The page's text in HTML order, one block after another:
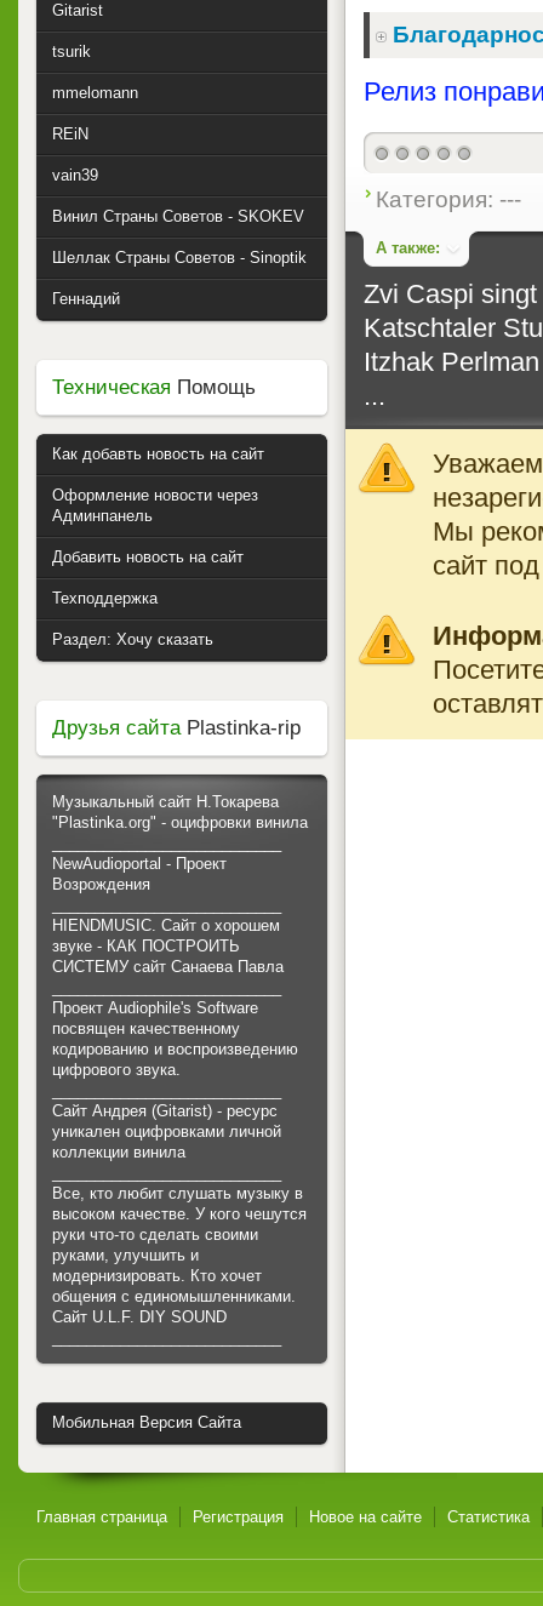
Релиз
Категория: ---
А также:
Zvi Caspi
Katschtaler
Itzhak
...
Мы
сайт
Gitarist
tsurik
mmelomann
REiN
vain39
Винил Страны Советов - SKOKEV
Шеллак Страны Советов - Sinoptik
Геннадий
Техническая Помощь
Как добавть новость на сайт
Оформление новости через
Админпанель
Добавить новость на сайт
Техподдержка
Раздел: Хочу сказать
Друзья сайтаPlastinka-rip
Музыкальный сайт Н.Токарева
"Plastinka.org" - оцифровки винила
NewAudioportal - Проект
Возрождения
HIENDMUSIC. Сайт о хорошем
звуке - КАК ПОСТРОИТЬ
СИСТЕМУ сайт Санаева Павла
Проект Audiophile's Software
посвящен качественному
кодированию и воспроизведению
цифрового звука.
Сайт Андрея (Gitarist) - ресурс
уникален оцифровками личной
коллекции винила
Все, кто любит слушать музыку в
высоком качестве. У кого чешутся
руки что-то сделать своими
руками, улучшить и
модернизировать. Кто хочет
общения с единомышленниками.
Cайт U.L.F. DIY SOUND
Мобильная Версия Сайта
Главная страница Регистрация Новое на сайте Статистика